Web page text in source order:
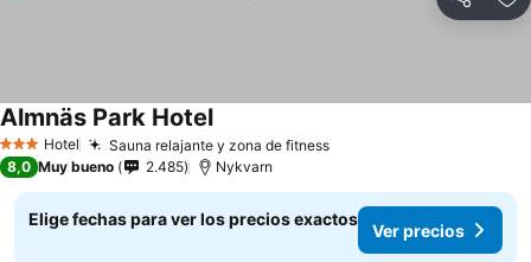
Compartir
3 Estrellas
Hotel Sauna relajante y zona de fitnessVer precios
Almnäs Park HotelVer precios
8,0 Muy bueno 2.485 Nykvarn
Elige fechas para ver los precios exactos
Ver precios